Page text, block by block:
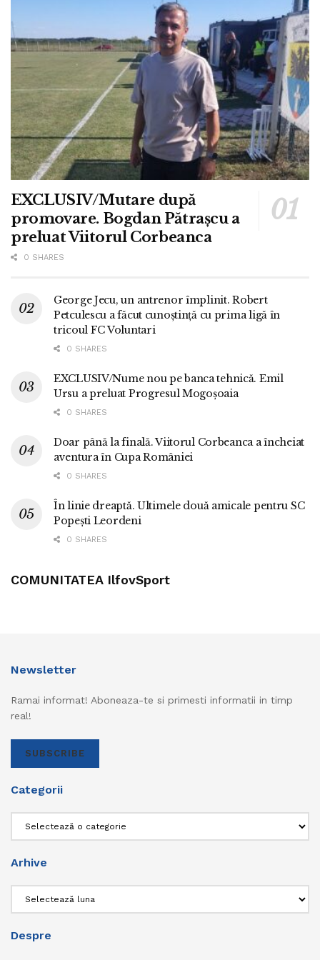
EXCLUSIV/Mutare după
promovare. Bogdan Pătrașcu a
preluat Viitorul Corbeanca
0 SHARES
George Jecu, un antrenor împlinit. Robert
Petculescu a făcut cunoștință cu prima ligă în
tricoul FC Voluntari
0 SHARES
EXCLUSIV/Nume nou pe banca tehnică. Emil
Ursu a preluat Progresul Mogoșoaia
0 SHARES
Doar până la finală. Viitorul Corbeanca a încheiat
aventura în Cupa României
0 SHARES
În linie dreaptă. Ultimele două amicale pentru SC
Popești Leordeni
0 SHARES
COMUNITATEA IlfovSport
Newsletter
Ramai informat! Aboneaza-te si primesti informatii in timp
real!
SUBSCRIBE
Categorii
Arhive
Despre